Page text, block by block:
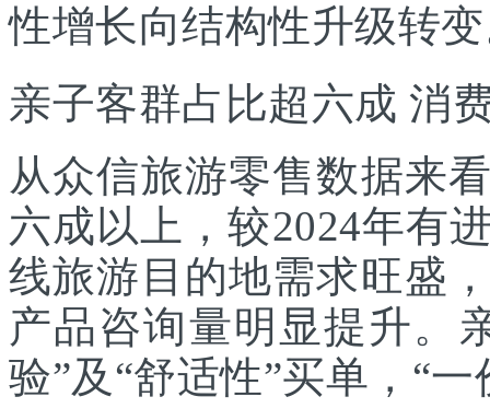
性增长向结构性升级转
亲子客群占比超六成 消
从众信旅游零售数据来
六成以上，较2024年有
线旅游目的地需求旺盛
产品咨询量明显提升。
验”及“舒适性”买单，“